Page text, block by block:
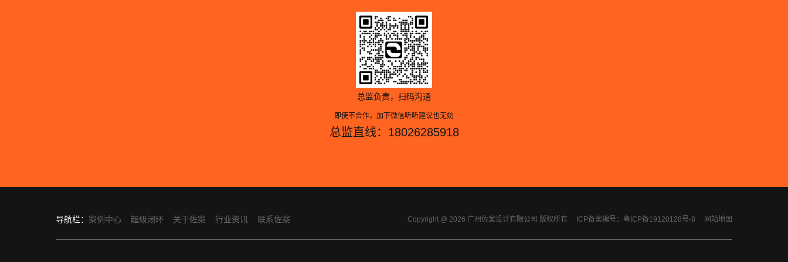
总监负责，扫码沟通
即使不合作，加下微信听听建议也无妨
总监直线：18026285918
导航栏： 案例中心 超级闭环 关于佐案 行业资讯 联系佐案 Copyright @ 2026 广州佐案设计有限公司 版权所有 ICP备案编号：粤ICP备19120128号-8 网站地图